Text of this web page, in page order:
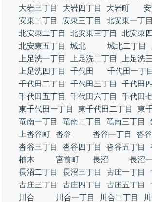
大岩三丁目
大岩四丁目 大岩町
安
安東二丁目
安東三丁目
北安東一丁目
北安東二丁目
北安東三丁目
北安東
北安東五丁目
城北 城北二丁目
上足洗一丁目
上足洗二丁目
上足洗
上足洗四丁目
千代田
千代田一丁目
千代田二丁目
千代田三丁目
千代田
千代田五丁目
千代田六丁目
千代田
東千代田一丁目
東千代田二丁目
東
竜南一丁目
竜南二丁目 竜南三丁目
上沓谷町
沓谷 沓谷一丁目
沓
沓谷三丁目
沓谷四丁目 沓谷五丁目
柚木
宮前町 長沼
長沼
長沼二丁目
長沼三丁目 古庄一丁目
古庄三丁目
古庄四丁目 古庄五丁目
川合
川合一丁目 川合二丁目